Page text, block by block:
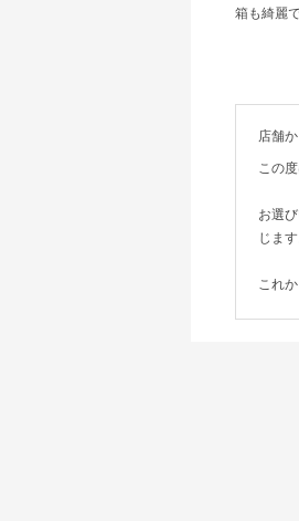
箱も綺麗
店舗
この
お選
じま
これ